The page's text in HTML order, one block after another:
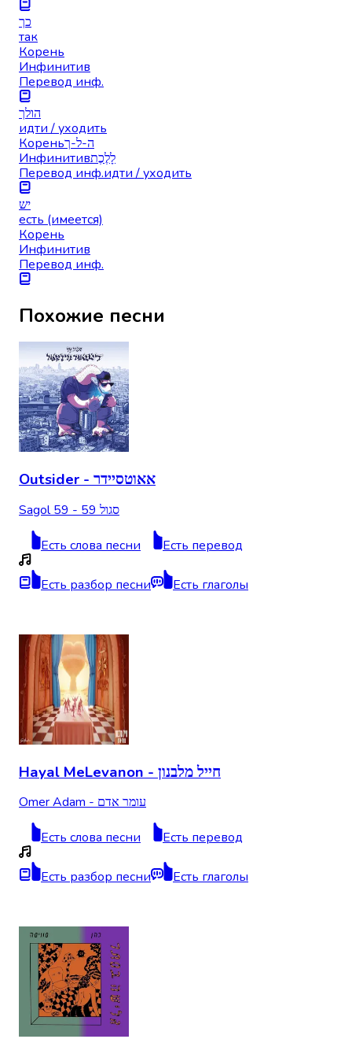
כך
так
Корень
Инфинитив
Перевод инф.
הולך
идти / уходить
Кореньה-ל-ך
Инфинитивלָלֶכֶת
Перевод инф.идти / уходить
יש
есть (имеется)
Корень
Инфинитив
Перевод инф.
Похожие песни
Outsider - אאוטסיידר
Sagol 59 - סגול 59
Есть слова песни Есть перевод
Есть разбор песни Есть глаголы
Hayal MeLevanon - חייל מלבנון
Omer Adam - עומר אדם
Есть слова песни Есть перевод
Есть разбор песни Есть глаголы